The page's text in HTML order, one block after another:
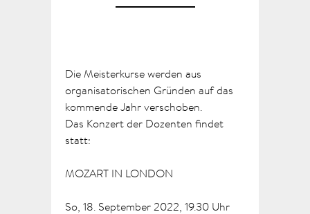
Die Meisterkurse werden aus
organisatorischen Gründen auf das
kommende Jahr verschoben.
Das Konzert der Dozenten findet
statt:
MOZART IN LONDON
So, 18. September 2022, 19.30 Uhr